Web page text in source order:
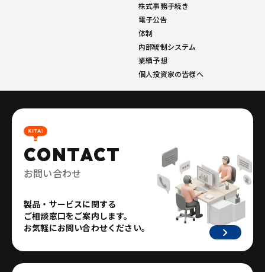
株式事務手続き
電子公告
体制
内部統制システム
業績予想
個人投資家の皆様へ
CONTACT
お問い合わせ
製品・サービスに関する
ご相談窓口をご案内します。
お気軽にお問い合わせください。